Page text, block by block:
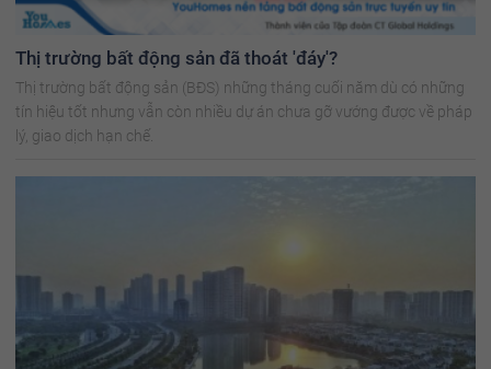
Thị trường bất động sản đã thoát 'đáy'?
Thị trường bất động sản (BĐS) những tháng cuối năm dù có những
tín hiệu tốt nhưng vẫn còn nhiều dự án chưa gỡ vướng được về pháp
lý, giao dịch hạn chế.